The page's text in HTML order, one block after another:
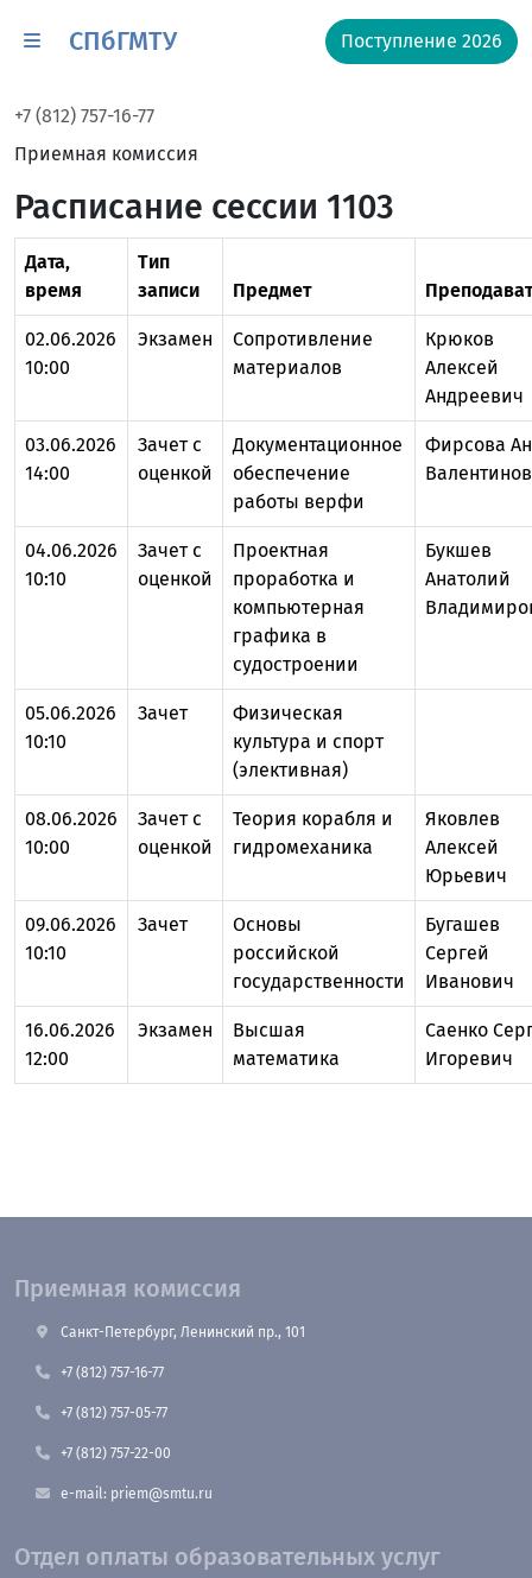
СПбГМТУ Поступление 2026
+7 (812) 757-16-77
Приемная комиссия
Расписание сессии 1103
Дата,
время
Тип
записи
Предмет
02.06.2026
10:00
Экзамен
Сопротивление
материалов
Крюков
Алексей
Андреевич
03.06.2026
14:00
Зачет с
оценкой
Документационное
обеспечение
работы верфи
Фирсова
04.06.2026
10:10
Зачет с
оценкой
Проектная
проработка и
компьютерная
графика в
судостроении
Букшев
Анатолий
05.06.2026
10:10
Зачет
Физическая
культура и спорт
(элективная)
08.06.2026
10:00
Зачет с
оценкой
Теория корабля и
гидромеханика
Яковлев
Алексей
Юрьевич
09.06.2026
10:10
Зачет
Основы
российской
государственности
Бугашев
Сергей
Иванович
16.06.2026
12:00
Экзамен
Высшая
математика
Саенко
Игоревич
Приемная комиссия
Санкт-Петербург, Ленинский пр., 101
+7 (812) 757-16-77
+7 (812) 757-05-77
+7 (812) 757-22-00
e-mail: priem@smtu.ru
Отдел оплаты образовательных услуг